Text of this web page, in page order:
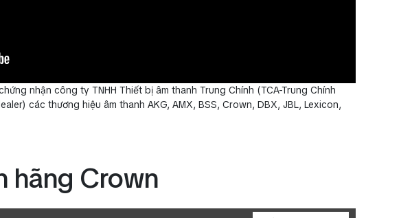
chứng nhận công ty TNHH Thiết bị âm thanh Trung Chính (TCA-Trung Chính
các thương hiệu âm thanh AKG, AMX, BSS, Crown, DBX, JBL, Lexicon,
hãng Crown